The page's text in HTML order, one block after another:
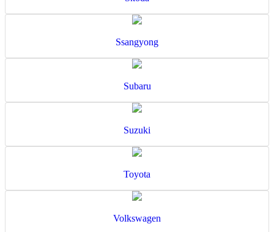
Ssangyong
Subaru
Suzuki
Toyota
Volkswagen